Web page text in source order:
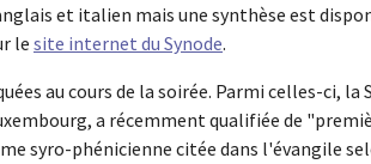
et italien mais une synthèse est
le site internet du Synode.
au cours de la soirée. Parmi celles-ci, la
a récemment qualifiée de
syro-phénicienne citée dans l'évangile